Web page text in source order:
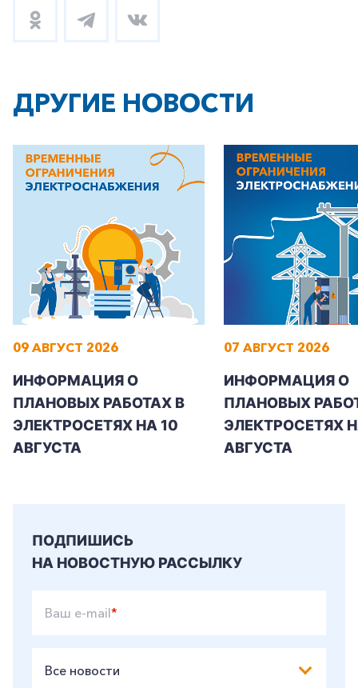
+7-800-700-24-57
Частным клиентам
ДРУГИЕ НОВОСТИ
09 АВГУСТ 2026
ИНФОРМАЦИЯ О
ПЛАНОВЫХ РАБОТАХ В
ЭЛЕКТРОСЕТЯХ НА 10
АВГУСТА
07 АВГУСТ 2026
ИНФОРМАЦИЯ О
ПЛАНОВЫХ
ЭЛЕКТРОСЕТЯХ
АВГУСТА
ПОДПИШИСЬ
НА НОВОСТНУЮ РАССЫЛКУ
Ваш e-mail*
Все новости